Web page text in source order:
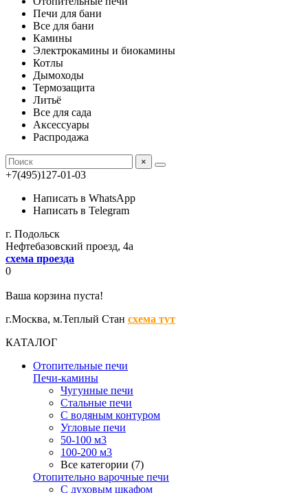
Печи для бани
Все для бани
Камины
Электрокамины и биокамины
Котлы
Дымоходы
Термозащита
Литьё
Все для сада
Аксессуары
Распродажа
×
+7(495)127-01-03
Написать в WhatsApp
Написать в Telegram
г. Подольск
Нефтебазовский проезд, 4а
схема проезда
0
Ваша корзина пуста!
г.Москва, м.Теплый Стан схема тут
КАТАЛОГ
Отопительные печи
Печи-камины
Чугунные печи
Стальные печи
С водяным контуром
Угловые печи
50-100 м3
100-200 м3
Все категории (7)
Отопительно варочные печи
С духовым шкафом